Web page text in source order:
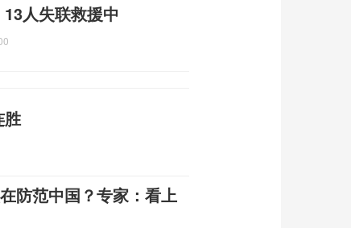
人失联救援中
胜
防范中国？专家：看上